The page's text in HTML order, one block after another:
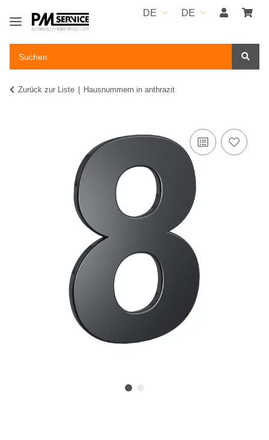
DE DE
Zurück zur Liste Hausnummern in anthrazit